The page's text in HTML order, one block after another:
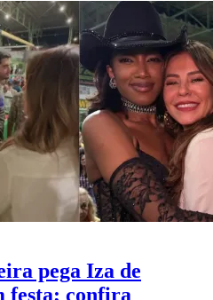
pega Iza de
festa; confira